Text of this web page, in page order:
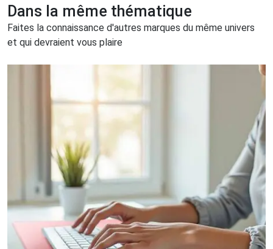
Dans la même thématique
Faites la connaissance d'autres marques du même univers
et qui devraient vous plaire